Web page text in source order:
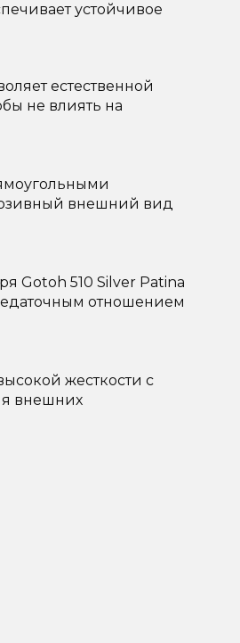
устойчивое
естественной
не влиять на
внешний вид
Gotoh 510 Silver Patina
отношением
жесткости с
внешних